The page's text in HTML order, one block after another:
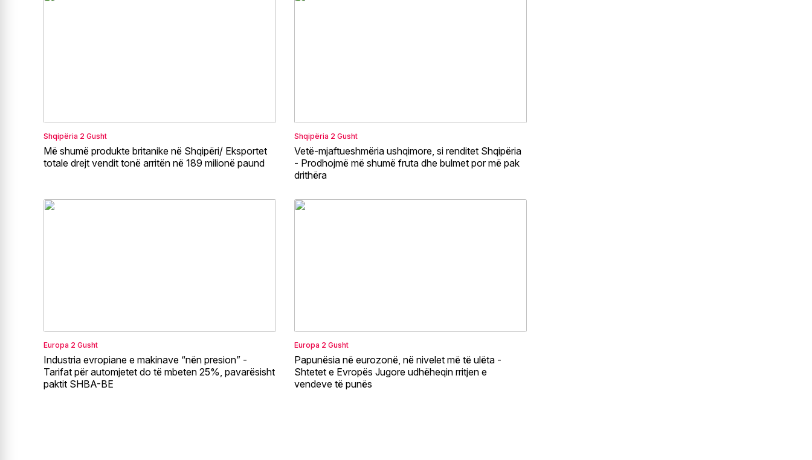
Shqipëria 2 Gusht
Më shumë produkte britanike në Shqipëri/ Eksportet
totale drejt vendit tonë arritën në 189 milionë paund
Shqipëria 2 Gusht
Vetë-mjaftueshmëria ushqimore, si renditet Shqipëria
- Prodhojmë më shumë fruta dhe bulmet por më pak
drithëra
Europa 2 Gusht
Industria evropiane e makinave “nën presion” -
Tarifat për automjetet do të mbeten 25%, pavarësisht
paktit SHBA-BE
Europa 2 Gusht
Papunësia në eurozonë, në nivelet më të ulëta -
Shtetet e Evropës Jugore udhëheqin rritjen e
vendeve të punës